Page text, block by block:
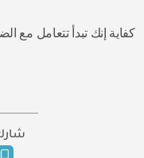
كفاية إنك تبدأ تتعامل